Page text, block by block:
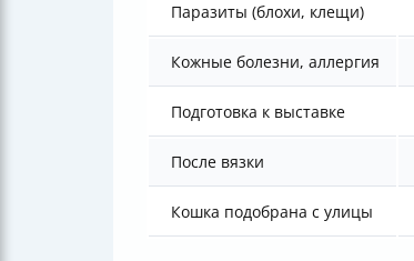
Паразиты (блохи, клещи)
Кожные болезни, аллергия
Подготовка к выставке
После вязки
Кошка подобрана с улицы